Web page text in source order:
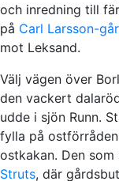
och inredning till
på Carl Larsson-
mot Leksand.
Välj vägen över
den vackert
udde i sjön Runn.
fylla på
ostkakan. Den
Struts, där